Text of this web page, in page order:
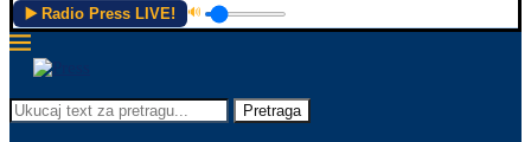
▶️ Radio Press LIVE! 🔊
Pretraga